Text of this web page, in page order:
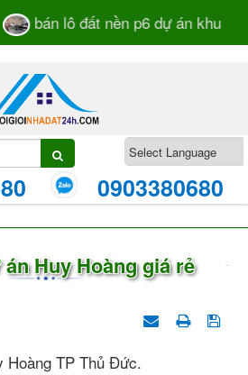
bán lô đất nền p6 dự án khu dân
0903380680
Huy Hoàng giá rẻ
Hoàng TP Thủ Đức.